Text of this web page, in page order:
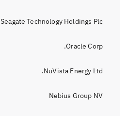
Seagate Technology Holdings Plc
Oracle Corp.
NuVista Energy Ltd.
Nebius Group NV